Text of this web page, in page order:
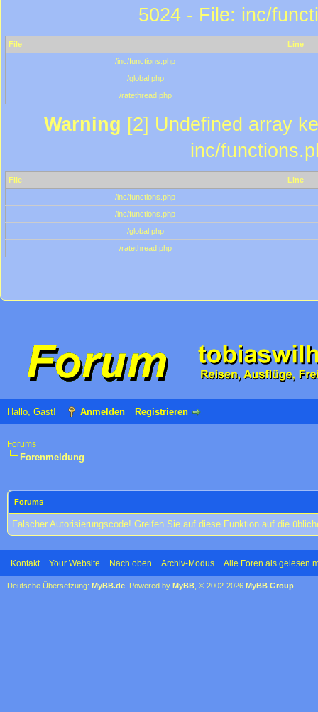
5024 - File: inc/
File
Line
/inc/functions.php
/global.php
/ratethread.php
Warning [2] Undefined array
inc/
File
Line
/inc/functions.php
/inc/functions.php
/global.php
/ratethread.php
Hallo, Gast! Anmelden Registrieren
Forums
Forenmeldung
Forums
Falscher Autorisierungscode! Greifen Sie auf diese Funktion auf die
Kontakt Your Website Nach oben Archiv-Modus Alle Foren als gelesen
Deutsche Übersetzung: MyBB.de , Powered by MyBB , © 2002-2026 MyBB Group